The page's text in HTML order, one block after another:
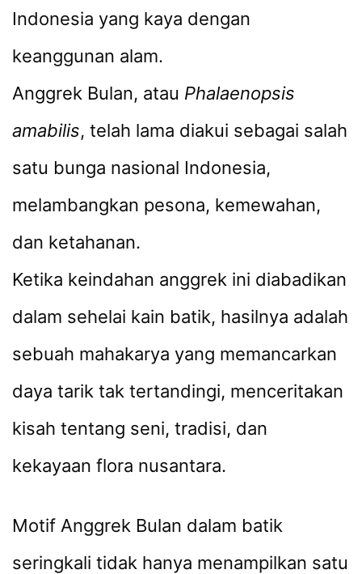
Indonesia yang kaya dengan
keanggunan alam.
Anggrek Bulan, atau Phalaenopsis
amabilis, telah lama diakui sebagai salah
satu bunga nasional Indonesia,
melambangkan pesona, kemewahan,
dan ketahanan.
Ketika keindahan anggrek ini diabadikan
dalam sehelai kain batik, hasilnya adalah
sebuah mahakarya yang memancarkan
daya tarik tak tertandingi, menceritakan
kisah tentang seni, tradisi, dan
kekayaan flora nusantara.
Motif Anggrek Bulan dalam batik
seringkali tidak hanya menampilkan satu